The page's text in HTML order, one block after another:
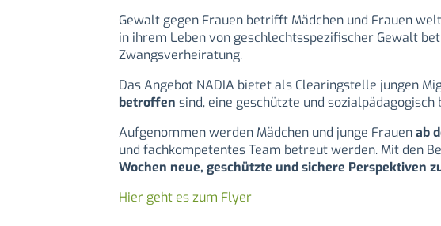
Gewalt gegen Frauen betrifft Mädchen und Frauen
in ihrem Leben von geschlechtsspezifischer Gewalt
Zwangsverheiratung.
Das Angebot NADIA bietet als Clearingstelle jungen
betroffen sind, eine geschützte und
Aufgenommen werden Mädchen und junge Frauenab
und fachkompetentes Team betreut werden. Mit den
Wochen neue, geschützte und sichere Perspektiven
Hier geht es zum Flyer